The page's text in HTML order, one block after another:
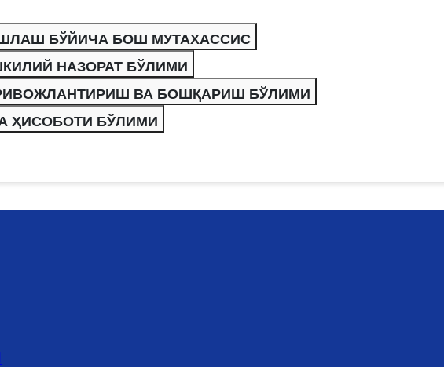
БИЛАН ИШЛАШ БЎЙИЧА БОШ МУТАХАССИС
НАЗОРАТ БЎЛИМИ
ВА БОШҚАРИШ БЎЛИМИ
ҲИСОБОТИ БЎЛИМИ